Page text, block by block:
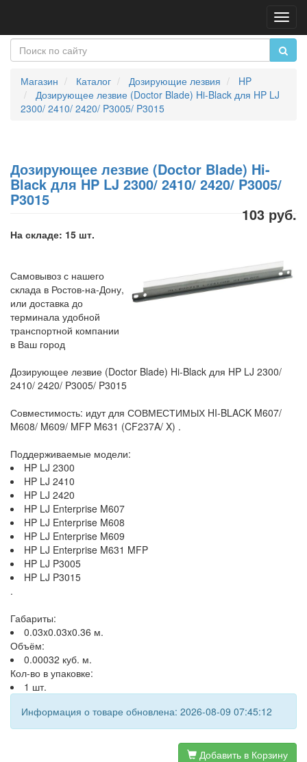
Магазин Каталог Дозирующие лезвия
HP
Дозирующее лезвие (Doctor Blade) Hi-Black для HP LJ
2300/ 2410/ 2420/ P3005/ P3015
Дозирующее лезвие (Doctor Blade) Hi-
Black для HP LJ 2300/ 2410/ 2420/ P3005/
P3015
103 руб.
На складе: 15 шт.
Самовывоз с нашего
склада в Ростов-на-Дону,
или доставка до
терминала удобной
транспортной компании
в Ваш город
Дозирующее лезвие (Doctor Blade) Hi-Black для HP LJ 2300/
2410/ 2420/ P3005/ P3015
Совместимость: идут для СОВМЕСТИМЫХ HI-BLACK M607/
M608/ M609/ MFP M631 (CF237A/ X) .
Поддерживаемые модели:
HP LJ 2300
HP LJ 2410
HP LJ 2420
HP LJ Enterprise M607
HP LJ Enterprise M608
HP LJ Enterprise M609
HP LJ Enterprise M631 MFP
HP LJ P3005
HP LJ P3015
.
Габариты:
0.03x0.03x0.36 м.
Объём:
0.00032 куб. м.
Кол-во в упаковке:
1 шт.
Информация о товаре обновлена: 2026-08-09 07:45:12
Добавить в Корзину